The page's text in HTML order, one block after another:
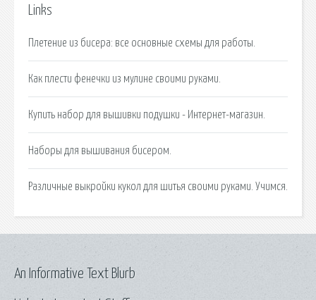
Links
Плетение из бисера: все основные схемы для работы.
Как плести фенечки из мулине своими руками.
Купить набор для вышивки подушки - Интернет-магазин.
Наборы для вышивания бисером.
Различные выкройки кукол для шитья своими руками. Учимся.
An Informative Text Blurb